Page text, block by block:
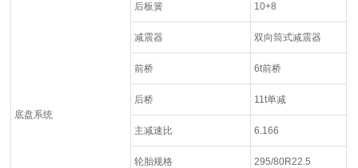
底盘系统
后板簧 10+8
减震器 双向筒式减震器
前桥 6t前桥
后桥 11t单减
主减速比 6.166
轮胎规格 295/80R22.5